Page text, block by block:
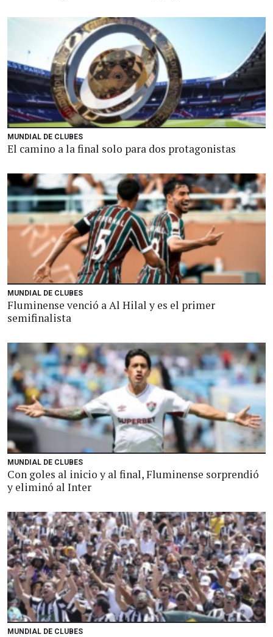
MUNDIAL DE CLUBES
El camino a la final solo para dos protagonistas
MUNDIAL DE CLUBES
Fluminense venció a Al Hilal y es el primer
semifinalista
MUNDIAL DE CLUBES
Con goles al inicio y al final, Fluminense sorprendió
y eliminó al Inter
MUNDIAL DE CLUBES